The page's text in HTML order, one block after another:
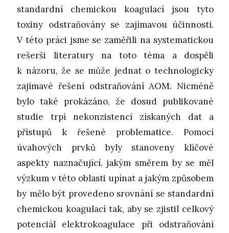
standardní chemickou koagulací jsou tyto
toxiny odstraňovány se zajímavou účinností.
V této práci jsme se zaměřili na systematickou
rešerši literatury na toto téma a dospěli
k názoru, že se může jednat o technologicky
zajímavé řešení odstraňování AOM. Nicméně
bylo také prokázáno, že dosud publikované
studie trpí nekonzistencí získaných dat a
přístupů k řešené problematice. Pomocí
úvahových prvků byly stanoveny klíčové
aspekty naznačující, jakým směrem by se měl
výzkum v této oblasti upínat a jakým způsobem
by mělo být provedeno srovnání se standardní
chemickou koagulací tak, aby se zjistil celkový
potenciál elektrokoagulace při odstraňování